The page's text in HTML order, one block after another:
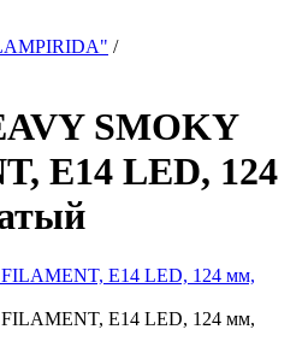
/
SMOKY
Е14 LED, 124